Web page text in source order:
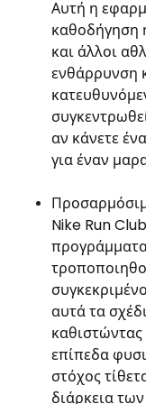
Αυτή η
καθοδήγηση
και άλλοι
ενθάρρυνση
αν κάνετε
για έναν
Nike Run
αυτά τα
επίπεδα
στόχος
διάρκεια